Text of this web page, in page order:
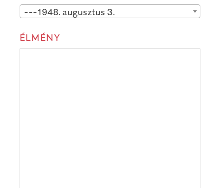
---1948. augusztus 3.
ÉLMÉNY